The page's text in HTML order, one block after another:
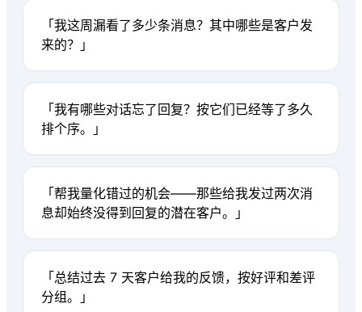
「我这周漏看了多少条消息？其中哪些是客户发
来的？」
「我有哪些对话忘了回复？按它们已经等了多久
排个序。」
「帮我量化错过的机会——那些给我发过两次消
息却始终没得到回复的潜在客户。」
「总结过去 7 天客户给我的反馈，按好评和差评
分组。」